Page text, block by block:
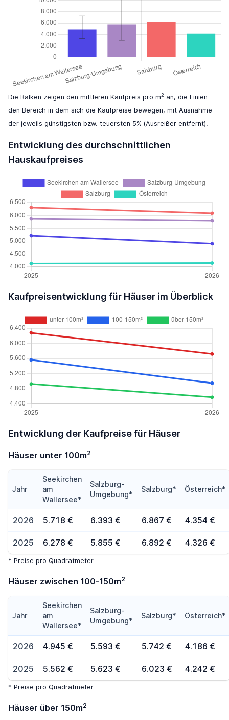
Die Balken zeigen den mittleren Kaufpreis pro m2 an, die Linien
den Bereich in dem sich die Kaufpreise bewegen, mit Ausnahme
der jeweils günstigsten bzw. teuersten 5% (Ausreißer entfernt).
Entwicklung des durchschnittlichen
Hauskaufpreises
Kaufpreisentwicklung für Häuser im Überblick
Entwicklung der Kaufpreise für Häuser
Häuser unter 100m2
Jahr
Seekirchen
am
Wallersee*
Salzburg-
Umgebung*
Salzburg* Österreich*
2026 5.718 € 6.393 € 6.867 € 4.354 €
2025 6.278 € 5.855 € 6.892 € 4.326 €
* Preise pro Quadratmeter
Häuser zwischen 100-150m2
Jahr
Seekirchen
am
Wallersee*
Salzburg-
Umgebung*
Salzburg* Österreich*
2026 4.945 € 5.593 € 5.742 € 4.186 €
2025 5.562 € 5.623 € 6.023 € 4.242 €
* Preise pro Quadratmeter
Häuser über 150m2